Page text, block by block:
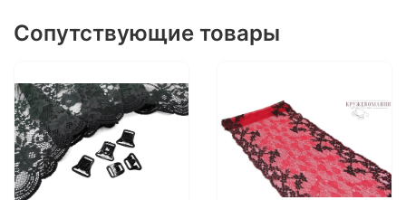
Сопутствующие товары